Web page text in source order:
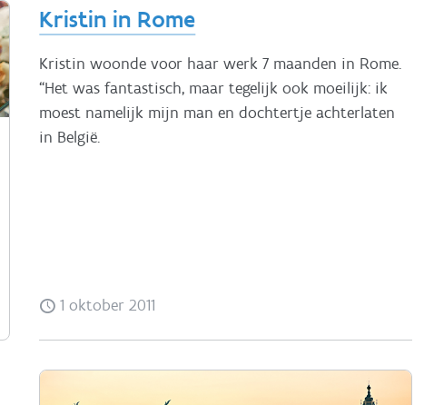
Kristin in Rome
Kristin woonde voor haar werk 7 maanden in Rome.
“Het was fantastisch, maar tegelijk ook moeilijk: ik
moest namelijk mijn man en dochtertje achterlaten
in België.
1 oktober 2011